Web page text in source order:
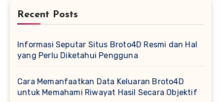
Recent Posts
Informasi Seputar Situs Broto4D Resmi dan Hal
yang Perlu Diketahui Pengguna
Cara Memanfaatkan Data Keluaran Broto4D
untuk Memahami Riwayat Hasil Secara Objektif